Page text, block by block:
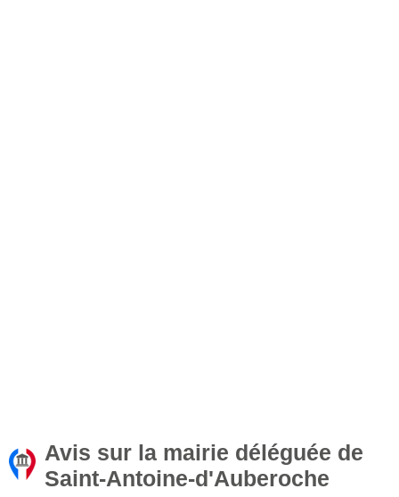
Avis sur la mairie déléguée de
Saint-Antoine-d'Auberoche